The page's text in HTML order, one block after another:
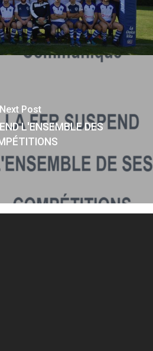
Next Post
L'ENSEMBLE DES